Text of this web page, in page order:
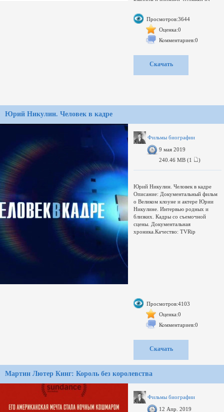
воспоминания о партнерах по сцене
и кино – этот вечер запомнится
надолго.(28 января (10 февраля)
1915, Козлов, Тамбовская губерния
— 31 октября 2016, Москва) —
академического театра Российской
армии (1945—2016).Полный
премии второй степени (1951) и
мировых профессиональных
театральных актёров, которые,
оставаясь в профессии, отметили
100-летний
Просмотров:3644
Оценка:0
Комментариев:0
Скачать
Юрий Никулин. Человек в кадре
Фильмы биографии
9 мая 2019
240.46 MB (1
)
Юрий Никулин. Человек в кадре
Описание: Документальный фильм
о Великом клоуне и актере Юрии
Никулине. Интервью родных и
близких. Кадры со съемочной
сцены. Документальная
хроника.Качество: TVRip
Просмотров:4103
Оценка:0
Комментариев:0
Скачать
Мартин Лютер Кинг: Король без королевства
Фильмы биографии
12 Апр. 2019